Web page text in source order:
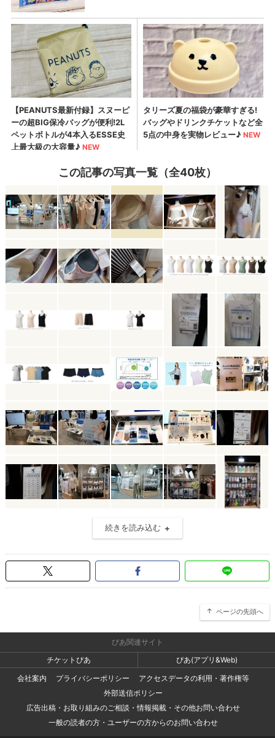
この記事の写真一覧（全40枚）
続きを読み込む
ページの先頭へ
ぴあ関連サイト
チケットぴあ
ぴあ(アプリ&Web)
会社案内
プライバシーポリシー
アクセスデータの利用・著作権等
外部送信ポリシー
広告出稿・お取り組みのご相談・情報掲載・その他お問い合わせ
一般の読者の方・ユーザーの方からのお問い合わせ